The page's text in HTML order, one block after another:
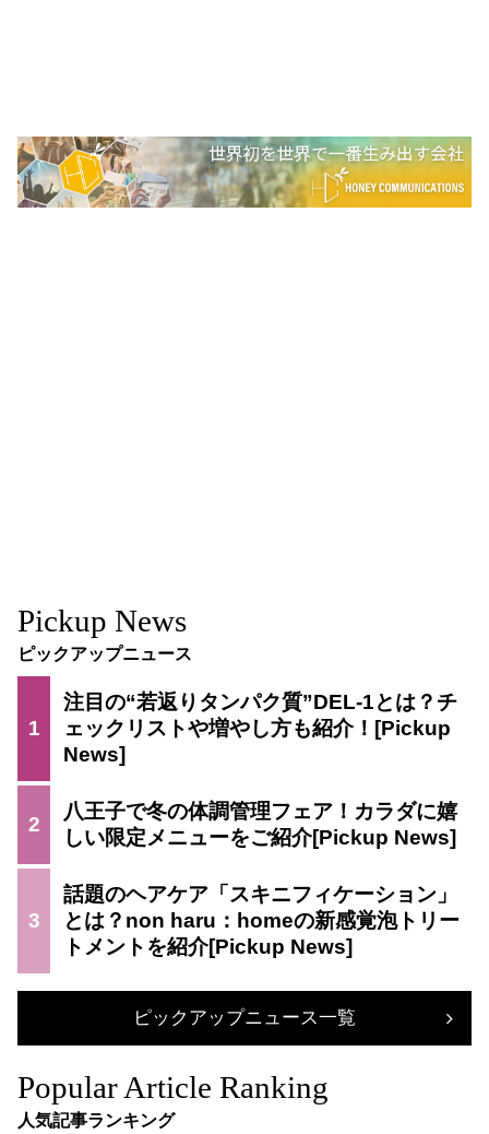
Pickup News
ピックアップニュース
1
注目の“若返りタンパク質”DEL-1とは？チ
ェックリストや増やし方も紹介！
2
八王子で冬の体調管理フェア！カラダに嬉
しい限定メニューをご紹介
3
話題のヘアケア「スキニフィケーション」
とは？non haru：homeの新感覚泡トリー
トメントを紹介
ピックアップニュース一覧
Popular Article Ranking
人気記事ランキング